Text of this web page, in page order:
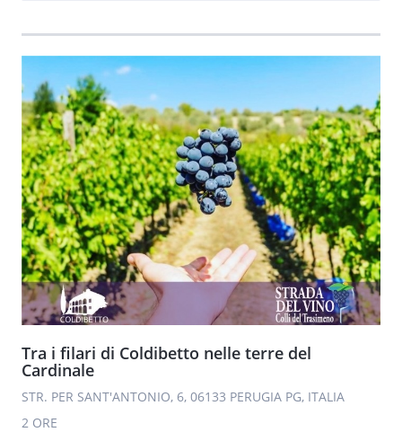
Tra i filari di Coldibetto nelle terre del
Cardinale
STR. PER SANT'ANTONIO, 6, 06133 PERUGIA PG, ITALIA
2 ORE